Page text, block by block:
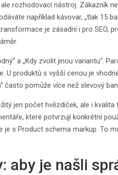
rozhodovací nástroj. Zákazník
například kávovar, „tlak 15
je zásadní i pro SEO,
a „Kdy zvolit jinou variantu“.
U produktů s vyšší cenou je
často pomůže více než slevový
jen počet hvězdiček, ale i kvalita
které potvrzují konkrétní
s Product schema markup. To
aby je našli